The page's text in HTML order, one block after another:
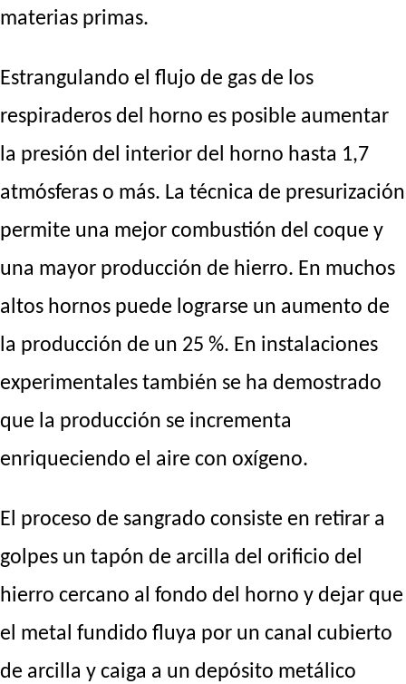
materias primas.
Estrangulando el flujo de gas de los
respiraderos del horno es posible aumentar
la presión del interior del horno hasta 1,7
atmósferas o más. La técnica de presurización
permite una mejor combustión del coque y
una mayor producción de hierro. En muchos
altos hornos puede lograrse un aumento de
la producción de un 25 %. En instalaciones
experimentales también se ha demostrado
que la producción se incrementa
enriqueciendo el aire con oxígeno.
El proceso de sangrado consiste en retirar a
golpes un tapón de arcilla del orificio del
hierro cercano al fondo del horno y dejar que
el metal fundido fluya por un canal cubierto
de arcilla y caiga a un depósito metálico